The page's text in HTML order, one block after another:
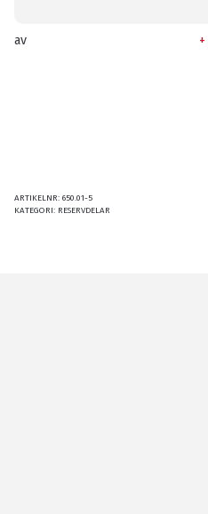
av
ARTIKELNR: 650.01-5
KATEGORI: RESERVDELAR